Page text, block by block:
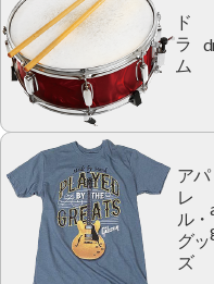
ド
ラ
ム
アパ
レ
ル・
グッ
ズ